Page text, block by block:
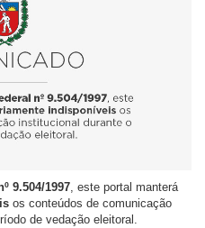
9.504/1997, este portal manterá
os conteúdos de comunicação
de vedação eleitoral.